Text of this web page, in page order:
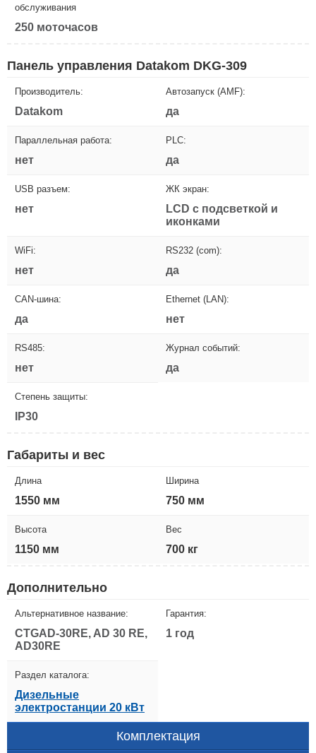
обслуживания
250 моточасов
Панель управления Datakom DKG-309
Производитель:
Datakom
Автозапуск (AMF):
да
Параллельная работа:
нет
PLC:
да
USB разъем:
нет
ЖК экран:
LCD с подсветкой и
иконками
WiFi:
нет
RS232 (com):
да
CAN-шина:
да
Ethernet (LAN):
нет
RS485:
нет
Журнал событий:
да
Степень защиты:
IP30
Габариты и вес
Длина
1550 мм
Ширина
750 мм
Высота
1150 мм
Вес
700 кг
Дополнительно
Альтернативное название:
CTGAD-30RE, AD 30 RE,
AD30RE
Гарантия:
1 год
Раздел каталога:
Дизельные
электростанции 20 кВт
Комплектация